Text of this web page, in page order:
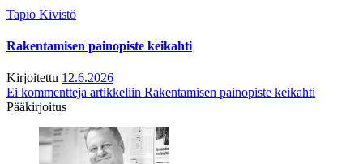
Tapio Kivistö
Rakentamisen painopiste keikahti
Kirjoitettu 12.6.2026
Ei kommentteja artikkeliin Rakentamisen painopiste keikahti
Pääkirjoitus